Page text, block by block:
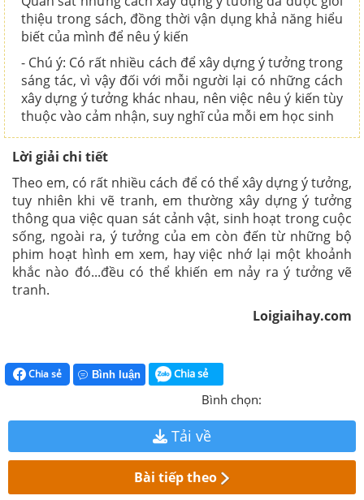
thiệu trong sách, đồng thời vận dụng khả năng hiểu
biết của mình để nêu ý kiến
- Chú ý: Có rất nhiều cách để xây dựng ý tưởng trong
sáng tác, vì vậy đối với mỗi người lại có những cách
xây dựng ý tưởng khác nhau, nên việc nêu ý kiến tùy
thuộc vào cảm nhận, suy nghĩ của mỗi em học sinh
Lời giải chi tiết
Theo em, có rất nhiều cách để có thể xây dựng ý tưởng,
tuy nhiên khi vẽ tranh, em thường xây dựng ý tưởng
thông qua việc quan sát cảnh vật, sinh hoạt trong cuộc
sống, ngoài ra, ý tưởng của em còn đến từ những bộ
phim hoạt hình em xem, hay việc nhớ lại một khoảnh
khắc nào đó...đều có thể khiến em nảy ra ý tưởng vẽ
tranh.
Loigiaihay.com
Chia sẻ Bình luận Chia sẻ
Bình chọn:
Tải về
Bài tiếp theo